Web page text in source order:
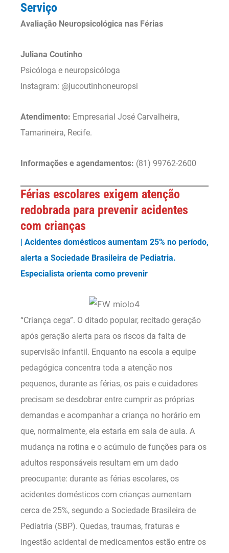
Serviço
Avaliação Neuropsicológica nas Férias
Juliana Coutinho
Psicóloga e neuropsicóloga
Instagram: @jucoutinhoneuropsi
Atendimento: Empresarial José Carvalheira,
Tamarineira, Recife.
Informações e agendamentos: (81) 99762-2600
Férias escolares exigem atenção
redobrada para prevenir acidentes
com crianças
| Acidentes domésticos aumentam 25% no período,
alerta a Sociedade Brasileira de Pediatria.
Especialista orienta como prevenir
“Criança cega”. O ditado popular, recitado geração
após geração alerta para os riscos da falta de
supervisão infantil. Enquanto na escola a equipe
pedagógica concentra toda a atenção nos
pequenos, durante as férias, os pais e cuidadores
precisam se desdobrar entre cumprir as próprias
demandas e acompanhar a criança no horário em
que, normalmente, ela estaria em sala de aula. A
mudança na rotina e o acúmulo de funções para os
adultos responsáveis resultam em um dado
preocupante: durante as férias escolares, os
acidentes domésticos com crianças aumentam
cerca de 25%, segundo a Sociedade Brasileira de
Pediatria (SBP). Quedas, traumas, fraturas e
ingestão acidental de medicamentos estão entre os